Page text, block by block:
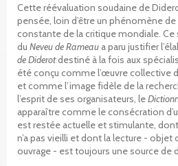
Cette réévaluation soudaine de
pensée, loin d’être un phénomène
constante de la critique mondiale. Ce
du Neveu de Rameau a paru justifier
de Diderotdestiné à la fois aux
été conçu comme l’œuvre collective
et comme l’image fidèle de la
l’esprit de ses organisateurs, le
apparaître comme le consécration
est restée actuelle et stimulante,
n’a pas vieilli et dont la lecture -
ouvrage - est toujours une source de